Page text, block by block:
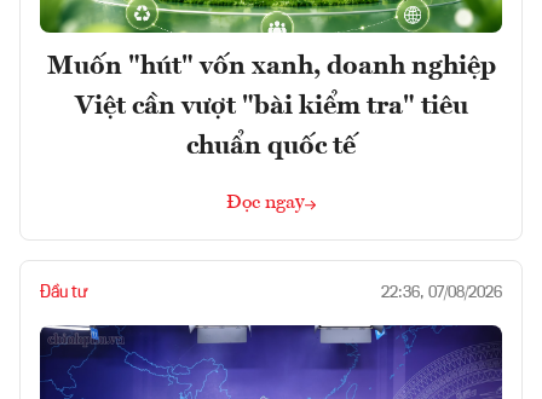
Muốn "hút" vốn xanh, doanh nghiệp
Việt cần vượt "bài kiểm tra" tiêu
chuẩn quốc tế
Đọc ngay
Đầu tư 22:36, 07/08/2026